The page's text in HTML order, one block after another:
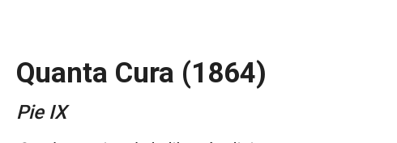
Quanta Cura (1864)
Pie IX